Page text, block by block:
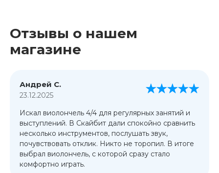
Отзывы о нашем
магазине
Андрей С.
23.12.2025
Искал виолончель 4/4 для регулярных занятий и
выступлений. В Скайбит дали спокойно сравнить
несколько инструментов, послушать звук,
почувствовать отклик. Никто не торопил. В итоге
выбрал виолончель, с которой сразу стало
комфортно играть.